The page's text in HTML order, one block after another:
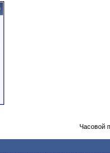
Часовой